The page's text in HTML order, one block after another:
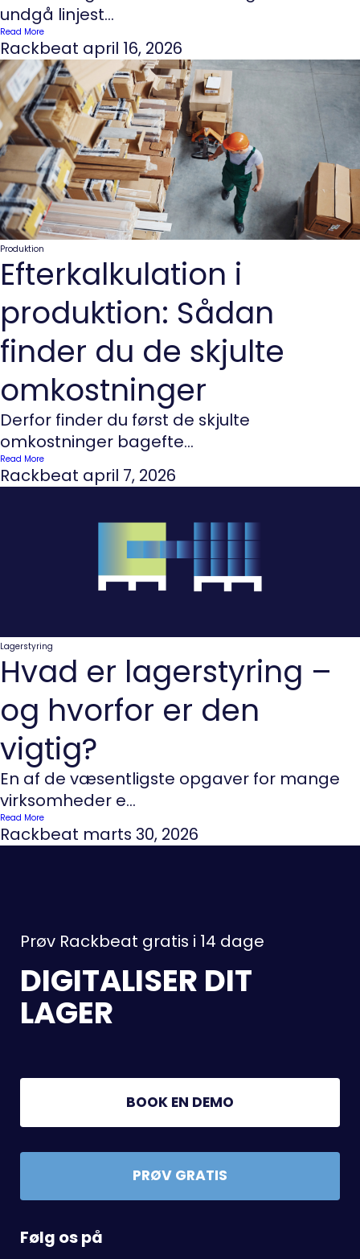
undgå linjest...
Read More
Rackbeat april 16, 2026
Produktion
Efterkalkulation i
produktion: Sådan
finder du de skjulte
omkostninger
Derfor finder du først de skjulte
omkostninger bagefte...
Read More
Rackbeat april 7, 2026
Lagerstyring
Hvad er lagerstyring –
og hvorfor er den
vigtig?
En af de væsentligste opgaver for mange
virksomheder e...
Read More
Rackbeat marts 30, 2026
Prøv Rackbeat gratis i 14 dage
DIGITALISER DIT
LAGER
BOOK EN DEMO
PRØV GRATIS
Følg os på